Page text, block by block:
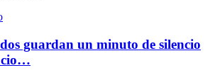
guardan un minuto de silencio